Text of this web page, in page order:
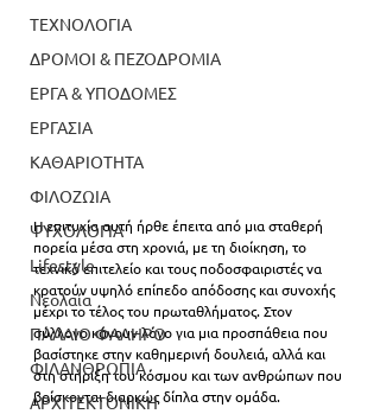
ΤΕΧΝΟΛΟΓΙΑ
ΔΡΟΜΟΙ & ΠΕΖΟΔΡΟΜΙΑ
ΕΡΓΑ & ΥΠΟΔΟΜΕΣ
ΕΡΓΑΣΙΑ
ΚΑΘΑΡΙΟΤΗΤΑ
ΦΙΛΟΖΩΙΑ
ΨΥΧΟΛΟΓΙΑ
Lifestyle
Νεολαία
ΠΑΛΑΙΟ ΦΑΛΗΡΟ
ΦΙΛΑΝΘΡΩΠΙΑ
ΑΡΧΙΤΕΚΤΟΝΙΚΗ
Η επιτυχία αυτή ήρθε έπειτα από μια σταθερή
πορεία μέσα στη χρονιά, με τη διοίκηση, το
τεχνικό επιτελείο και τους ποδοσφαιριστές να
κρατούν υψηλό επίπεδο απόδοσης και συνοχής
μέχρι το τέλος του πρωταθλήματος. Στον
σύλλογο κάνουν λόγο για μια προσπάθεια που
βασίστηκε στην καθημερινή δουλειά, αλλά και
στη στήριξη του κόσμου και των ανθρώπων που
βρίσκονται διαρκώς δίπλα στην ομάδα.